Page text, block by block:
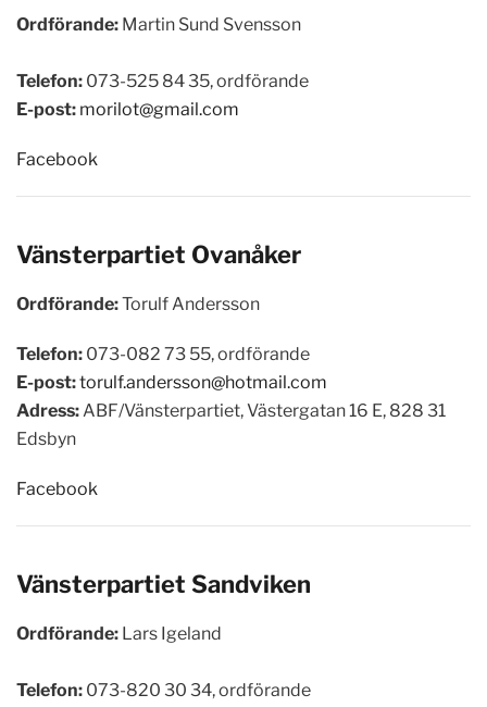
Ordförande: Martin Sund Svensson
Telefon: 073-525 84 35, ordförande
E-post: morilot@gmail.com
Facebook
Vänsterpartiet Ovanåker
Ordförande:Torulf Andersson
Telefon: 073-082 73 55, ordförande
E-post:torulf.andersson@hotmail.com
Adress:ABF/Vänsterpartiet, Västergatan 16 E, 828 31
Edsbyn
Facebook
Vänsterpartiet Sandviken
Ordförande: Lars Igeland
Telefon: 073-820 30 34, ordförande